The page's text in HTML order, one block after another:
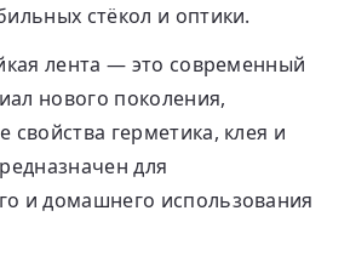
стёкол и оптики.
лента — это современный
нового поколения,
герметика, клея и
для
и домашнего использования